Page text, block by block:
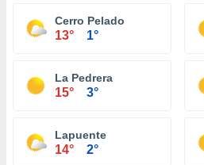
Cerro Pelado
13° 1°
La Pedrera
15° 3°
Lapuente
14° 2°